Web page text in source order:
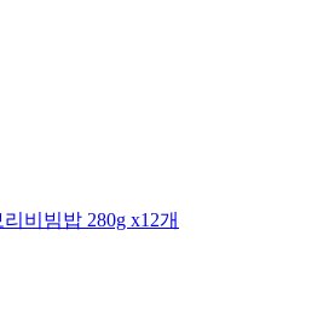
비빔밥 280g x12개